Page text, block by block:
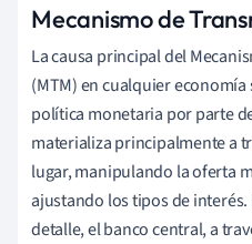
Mecanismo de
La causa principal del
(MTM) en cualquier
política monetaria por parte
materializa principalmente a
lugar, manipulando la oferta
ajustando los tipos de
detalle, el banco central, a